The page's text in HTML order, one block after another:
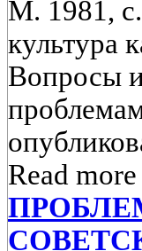
М. 1981,
культура
Вопросы
Read more